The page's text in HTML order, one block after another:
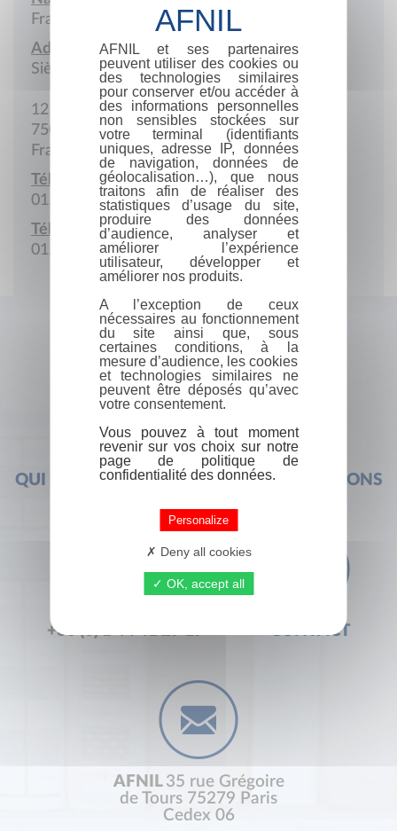
France
Adresse :
Siège social
121, bd. Saint-Michel
75005 Paris
France
Téléphone :
01.43.54.05.35
Télécopie :
01.46.34.59.91
QUI SOMMES-NOUS ? FOIRE AUX QUESTIONS
+33 (0) 1 44 41 29 19 CONTACT
AFNIL 35 rue Grégoire
de Tours 75279 Paris
Cedex 06
AFNIL et ses partenaires
peuvent utiliser des cookies ou
des technologies similaires
pour conserver et/ou accéder à
des informations personnelles
non sensibles stockées sur
votre terminal (identifiants
uniques, adresse IP, données
de navigation, données de
géolocalisation…), que nous
traitons afin de réaliser des
statistiques d’usage du site,
produire des données
d’audience, analyser et
améliorer l’expérience
utilisateur, développer et
améliorer nos produits.
A l’exception de ceux
nécessaires au fonctionnement
du site ainsi que, sous
certaines conditions, à la
mesure d’audience, les cookies
et technologies similaires ne
peuvent être déposés qu’avec
votre consentement.
Vous pouvez à tout moment
revenir sur vos choix sur notre
page de politique de
confidentialité des données.
Personalize
Deny all cookies
OK, accept all